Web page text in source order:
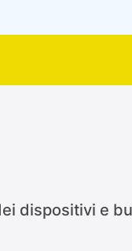
dispositivi e